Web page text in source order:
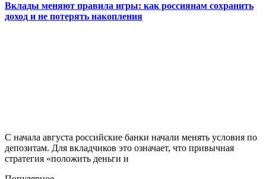
Вклады меняют правила игры: как россиянам сохранить
доход и не потерять накопления
С начала августа российские банки начали менять условия по
депозитам. Для вкладчиков это означает, что привычная
стратегия «положить деньги и